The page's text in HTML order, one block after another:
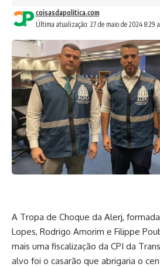
Última atualização: 27 de maio de 2024 8:29
coisasdapolitica.com
A Tropa de Choque da Alerj,
Lopes, Rodrigo Amorim e Filippe
mais uma fiscalização da CPI da
alvo foi o casarão que abrigaria o